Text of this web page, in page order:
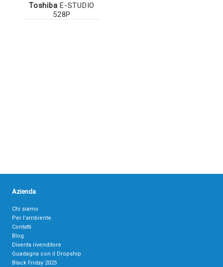
Toshiba E-STUDIO
528P
Azienda
Chi siamo
Per l’ambiente
Contatti
Blog
Diventa rivenditore
Guadagna con il Dropship
Black Friday 2025